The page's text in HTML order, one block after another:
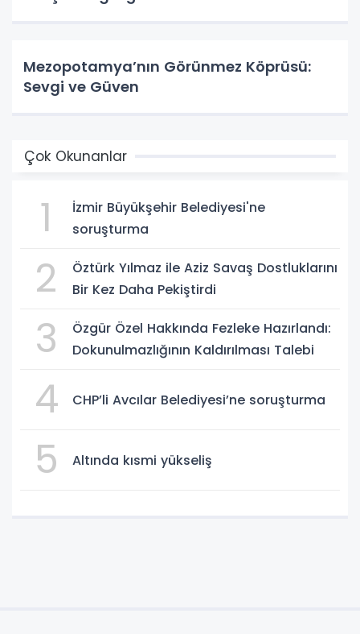
Mezopotamya’nın Görünmez Köprüsü:
Sevgi ve Güven
Çok Okunanlar
1
İzmir Büyükşehir Belediyesi'ne
soruşturma
2
Öztürk Yılmaz ile Aziz Savaş Dostluklarını
Bir Kez Daha Pekiştirdi
3
Özgür Özel Hakkında Fezleke Hazırlandı:
Dokunulmazlığının Kaldırılması Talebi
4 CHP’li Avcılar Belediyesi’ne soruşturma
5 Altında kısmi yükseliş